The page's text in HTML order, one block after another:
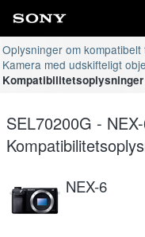
Oplysninger om
Kamera med udskifteligt
Kompatibilitetsoplysninger
SEL70200G - NEX-
NEX-6